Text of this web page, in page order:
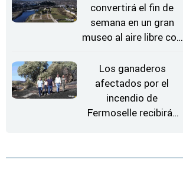
convertirá el fin de
semana en un gran
museo al aire libre con
Los ganaderos
afectados por el
incendio de
Fermoselle recibirán